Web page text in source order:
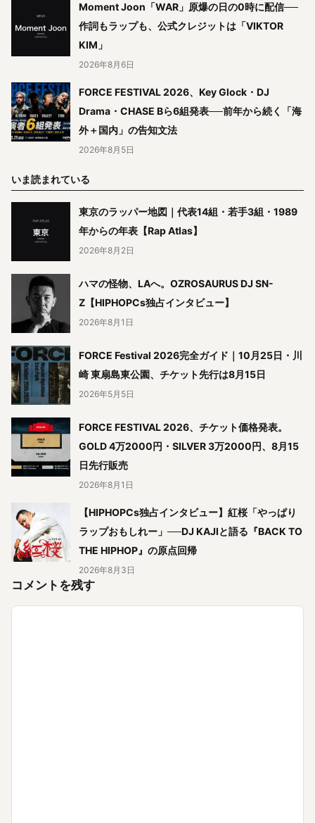
Moment Joon「WAR」原爆の日の0時に配信──
作詞もラップも、公式クレジットは「VIKTOR
KIM」
2026年8月6日
FORCE FESTIVAL 2026、Key Glock・DJ
Drama・CHASE Bら6組発表──前年から続く「海
外＋国内」の告知文法
2026年8月5日
いま読まれている
東京のラッパー地図｜代表14組・若手3組・1989
年からの年表【Rap Atlas】
2026年8月2日
ハマの怪物、LAへ。OZROSAURUS DJ SN-
Z【HIPHOPCs独占インタビュー】
2026年8月1日
FORCE Festival 2026完全ガイド｜10月25日・川
崎 東扇島東公園、チケット先行は8月15日
2026年5月5日
FORCE FESTIVAL 2026、チケット価格発表。
GOLD 4万2000円・SILVER 3万2000円、8月15
日先行販売
2026年8月1日
【HIPHOPCs独占インタビュー】紅桜「やっぱり
ラップおもしれー」──DJ KAJIと語る『BACK TO
THE HIPHOP』の原点回帰
2026年8月3日
コメントを残す